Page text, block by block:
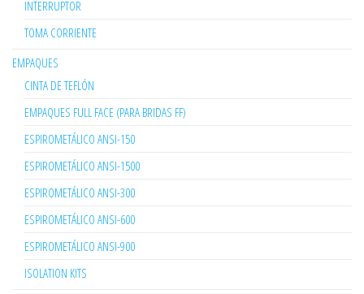
INTERRUPTOR
TOMA CORRIENTE
EMPAQUES
CINTA DE TEFLÓN
EMPAQUES FULL FACE (PARA BRIDAS FF)
ESPIROMETÁLICO ANSI-150
ESPIROMETÁLICO ANSI-1500
ESPIROMETÁLICO ANSI-300
ESPIROMETÁLICO ANSI-600
ESPIROMETÁLICO ANSI-900
ISOLATION KITS